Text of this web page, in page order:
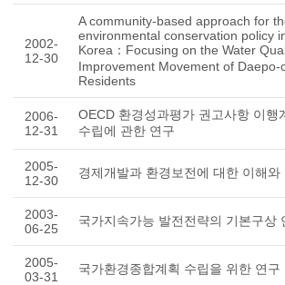
2002-
12-30
A community-based approach for
environmental conservation policy
Korea：Focusing on the Water
Improvement Movement of Daepo-
Residents
2006-
12-31
OECD 환경성과평가 권고사항 이행
수립에 관한 연구
2005-
12-30
경제개발과 환경보전에 대한 이해와
2003-
06-25
국가지속가능 발전전략의 기본구상
2005-
03-31
국가환경종합계획 수립을 위한 연구